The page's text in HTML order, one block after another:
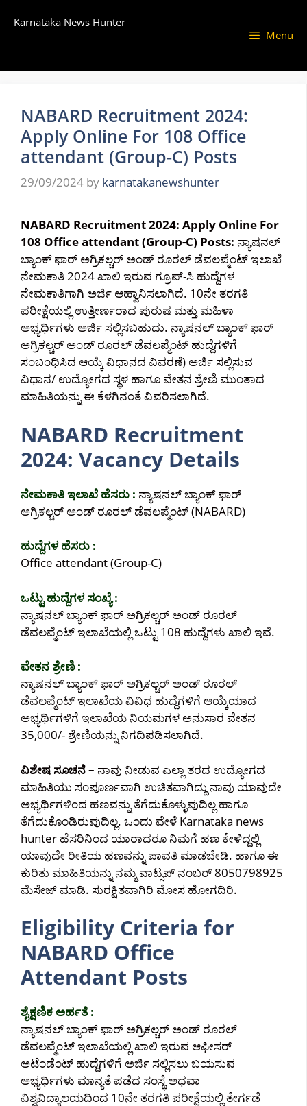
Karnataka News Hunter
Menu
NABARD Recruitment 2024:
Apply Online For 108 Office
attendant (Group-C) Posts
29/09/2024 by karnatakanewshunter
NABARD Recruitment 2024: Apply Online For
108 Office attendant (Group-C) Posts: ನ್ಯಾಷನಲ್
ಬ್ಯಾಂಕ್ ಫಾರ್ ಅಗ್ರಿಕಲ್ಚರ್ ಅಂಡ್ ರೂರಲ್ ಡೆವಲಪ್ಮೆಂಟ್ ಇಲಾಖೆ
ನೇಮಕಾತಿ 2024 ಖಾಲಿ ಇರುವ ಗ್ರೂಪ್-ಸಿ ಹುದ್ದೆಗಳ
ನೇಮಕಾತಿಗಾಗಿ ಅರ್ಜಿ ಆಹ್ವಾನಿಸಲಾಗಿದೆ. 10ನೇ ತರಗತಿ
ಪರೀಕ್ಷೆಯಲ್ಲಿ ಉತ್ತೀರ್ಣರಾದ ಪುರುಷ ಮತ್ತು ಮಹಿಳಾ
ಅಭ್ಯರ್ಥಿಗಳು ಅರ್ಜಿ ಸಲ್ಲಿಸಬಹುದು. ನ್ಯಾಷನಲ್ ಬ್ಯಾಂಕ್ ಫಾರ್
ಅಗ್ರಿಕಲ್ಚರ್ ಅಂಡ್ ರೂರಲ್ ಡೆವಲಪ್ಮೆಂಟ್ ಹುದ್ದೆಗಳಿಗೆ
ಸಂಬಂಧಿಸಿದ ಆಯ್ಕೆ ವಿಧಾನದ ವಿವರಣೆ) ಅರ್ಜಿ ಸಲ್ಲಿಸುವ
ವಿಧಾನ/ ಉದ್ಯೋಗದ ಸ್ಥಳ ಹಾಗೂ ವೇತನ ಶ್ರೇಣಿ ಮುಂತಾದ
ಮಾಹಿತಿಯನ್ನು ಈ ಕೆಳಗಿನಂತೆ ವಿವರಿಸಲಾಗಿದೆ.
NABARD Recruitment
2024: Vacancy Details
ನೇಮಕಾತಿ ಇಲಾಖೆ ಹೆಸರು : ನ್ಯಾಷನಲ್ ಬ್ಯಾಂಕ್ ಫಾರ್
ಅಗ್ರಿಕಲ್ಚರ್ ಅಂಡ್ ರೂರಲ್ ಡೆವಲಪ್ಮೆಂಟ್ (NABARD)
ಹುದ್ದೆಗಳ ಹೆಸರು :
Office attendant (Group-C)
ಒಟ್ಟು ಹುದ್ದೆಗಳ ಸಂಖ್ಯೆ :
ನ್ಯಾಷನಲ್ ಬ್ಯಾಂಕ್ ಫಾರ್ ಅಗ್ರಿಕಲ್ಚರ್ ಅಂಡ್ ರೂರಲ್
ಡೆವಲಪ್ಮೆಂಟ್ ಇಲಾಖೆಯಲ್ಲಿ ಒಟ್ಟು 108 ಹುದ್ದೆಗಳು ಖಾಲಿ ಇವೆ.
ವೇತನ ಶ್ರೇಣಿ :
ನ್ಯಾಷನಲ್ ಬ್ಯಾಂಕ್ ಫಾರ್ ಅಗ್ರಿಕಲ್ಚರ್ ಅಂಡ್ ರೂರಲ್
ಡೆವಲಪ್ಮೆಂಟ್ ಇಲಾಖೆಯ ವಿವಿಧ ಹುದ್ದೆಗಳಿಗೆ ಆಯ್ಕೆಯಾದ
ಅಭ್ಯರ್ಥಿಗಳಿಗೆ ಇಲಾಖೆಯ ನಿಯಮಗಳ ಅನುಸಾರ ವೇತನ
35,000/- ಶ್ರೇಣಿಯನ್ನು ನಿಗದಿಪಡಿಸಲಾಗಿದೆ.
ವಿಶೇಷ ಸೂಚನೆ – ನಾವು ನೀಡುವ ಎಲ್ಲಾ ತರದ ಉದ್ಯೋಗದ
ಮಾಹಿತಿಯು ಸಂಪೂರ್ಣವಾಗಿ ಉಚಿತವಾಗಿದ್ದು ನಾವು ಯಾವುದೇ
ಅಭ್ಯರ್ಥಿಗಳಿಂದ ಹಣವನ್ನು ತೆಗೆದುಕೊಳ್ಳುವುದಿಲ್ಲ ಹಾಗೂ
ತೆಗೆದುಕೊಂಡಿರುವುದಿಲ್ಲ. ಒಂದು ವೇಳೆ Karnataka news
hunter ಹೆಸರಿನಿಂದ ಯಾರಾದರೂ ನಿಮಗೆ ಹಣ ಕೇಳಿದ್ದಲ್ಲಿ
ಯಾವುದೇ ರೀತಿಯ ಹಣವನ್ನು ಪಾವತಿ ಮಾಡಬೇಡಿ. ಹಾಗೂ ಈ
ಕುರಿತು ಮಾಹಿತಿಯನ್ನು ನಮ್ಮ ವಾಟ್ಸಪ್ ನಂಬರ್ 8050798925
ಮೆಸೇಜ್ ಮಾಡಿ. ಸುರಕ್ಷಿತವಾಗಿರಿ ಮೋಸ ಹೋಗದಿರಿ.
Eligibility Criteria for
NABARD Office
Attendant Posts
ಶೈಕ್ಷಣಿಕ ಅರ್ಹತೆ :
ನ್ಯಾಷನಲ್ ಬ್ಯಾಂಕ್ ಫಾರ್ ಅಗ್ರಿಕಲ್ಚರ್ ಅಂಡ್ ರೂರಲ್
ಡೆವಲಪ್ಮೆಂಟ್ ಇಲಾಖೆಯಲ್ಲಿ ಖಾಲಿ ಇರುವ ಆಫೀಸರ್
ಅಟೆಂಡೆಂಟ್ ಹುದ್ದೆಗಳಿಗೆ ಅರ್ಜಿ ಸಲ್ಲಿಸಲು ಬಯಸುವ
ಅಭ್ಯರ್ಥಿಗಳು ಮಾನ್ಯತೆ ಪಡೆದ ಸಂಸ್ಥೆ ಅಥವಾ
ವಿಶ್ವವಿದ್ಯಾಲಯದಿಂದ 10ನೇ ತರಗತಿ ಪರೀಕ್ಷೆಯಲ್ಲಿ ತೇರ್ಗಡೆ